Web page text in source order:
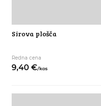
Sirova plošča
Redna cena
9,40 €/kos